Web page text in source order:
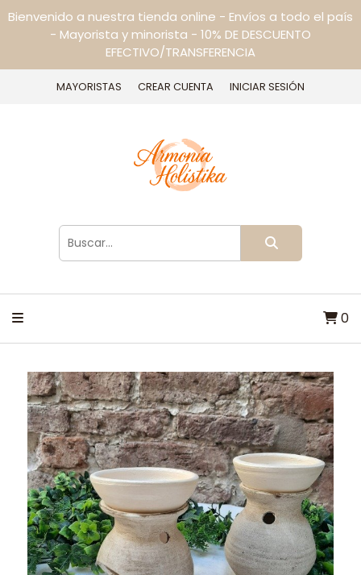
Bienvenido a nuestra tienda online - Envíos a todo el país
- Mayorista y minorista - 10% DE DESCUENTO
EFECTIVO/TRANSFERENCIA
MAYORISTAS CREAR CUENTA INICIAR SESIÓN
0